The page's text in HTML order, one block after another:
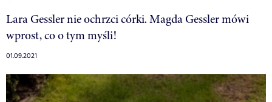
Lara Gessler nie ochrzci córki. Magda Gessler mówi
wprost, co o tym myśli!
01.09.2021